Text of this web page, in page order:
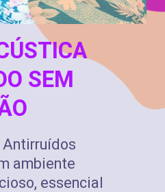
ambiente
essencial
SEM